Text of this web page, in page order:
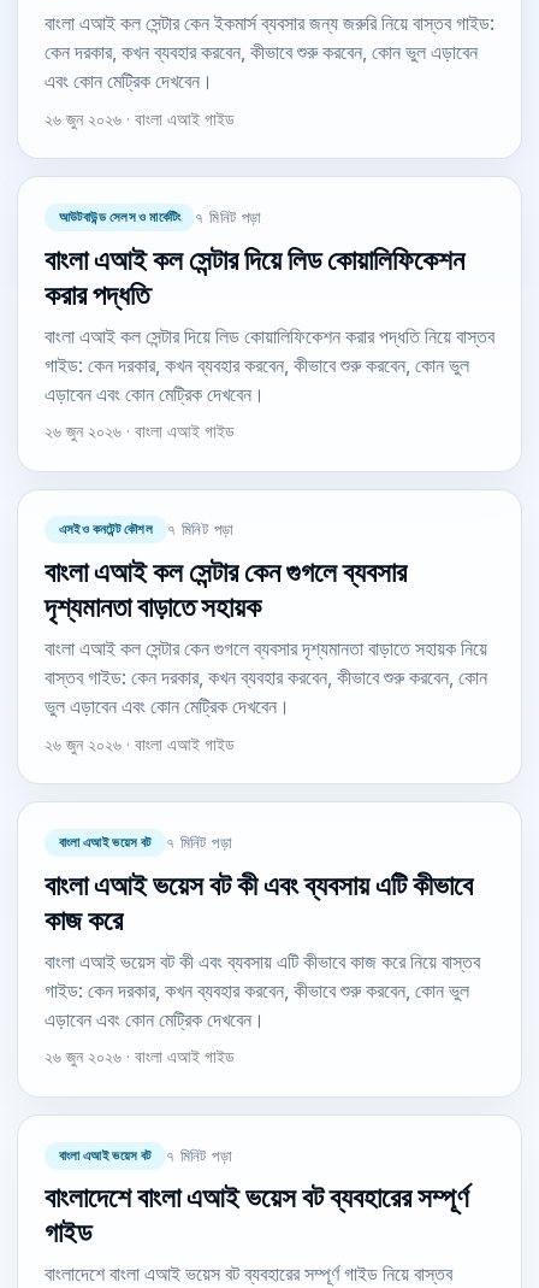
বাংলা এআই কল সেন্টার কেন ইকমার্স ব্যবসার জন্য জরুরি নিয়ে বাস্তব গাইড:
কেন দরকার, কখন ব্যবহার করবেন, কীভাবে শুরু করবেন, কোন ভুল এড়াবেন
এবং কোন মেট্রিক দেখবেন।
২৬ জুন ২০২৬ · বাংলা এআই গাইড
আউটবাউন্ড সেলস ও মার্কেটিং ৭ মিনিট পড়া
বাংলা এআই কল সেন্টার দিয়ে লিড কোয়ালিফিকেশন
করার পদ্ধতি
বাংলা এআই কল সেন্টার দিয়ে লিড কোয়ালিফিকেশন করার পদ্ধতি নিয়ে বাস্তব
গাইড: কেন দরকার, কখন ব্যবহার করবেন, কীভাবে শুরু করবেন, কোন ভুল
এড়াবেন এবং কোন মেট্রিক দেখবেন।
২৬ জুন ২০২৬ · বাংলা এআই গাইড
এসইও কনটেন্ট কৌশল ৭ মিনিট পড়া
বাংলা এআই কল সেন্টার কেন গুগলে ব্যবসার
দৃশ্যমানতা বাড়াতে সহায়ক
বাংলা এআই কল সেন্টার কেন গুগলে ব্যবসার দৃশ্যমানতা বাড়াতে সহায়ক নিয়ে
বাস্তব গাইড: কেন দরকার, কখন ব্যবহার করবেন, কীভাবে শুরু করবেন, কোন
ভুল এড়াবেন এবং কোন মেট্রিক দেখবেন।
২৬ জুন ২০২৬ · বাংলা এআই গাইড
বাংলা এআই ভয়েস বট ৭ মিনিট পড়া
বাংলা এআই ভয়েস বট কী এবং ব্যবসায় এটি কীভাবে
কাজ করে
বাংলা এআই ভয়েস বট কী এবং ব্যবসায় এটি কীভাবে কাজ করে নিয়ে বাস্তব
গাইড: কেন দরকার, কখন ব্যবহার করবেন, কীভাবে শুরু করবেন, কোন ভুল
এড়াবেন এবং কোন মেট্রিক দেখবেন।
২৬ জুন ২০২৬ · বাংলা এআই গাইড
বাংলা এআই ভয়েস বট ৭ মিনিট পড়া
বাংলাদেশে বাংলা এআই ভয়েস বট ব্যবহারের সম্পূর্ণ
গাইড
বাংলাদেশে বাংলা এআই ভয়েস বট ব্যবহারের সম্পূর্ণ গাইড নিয়ে বাস্তব